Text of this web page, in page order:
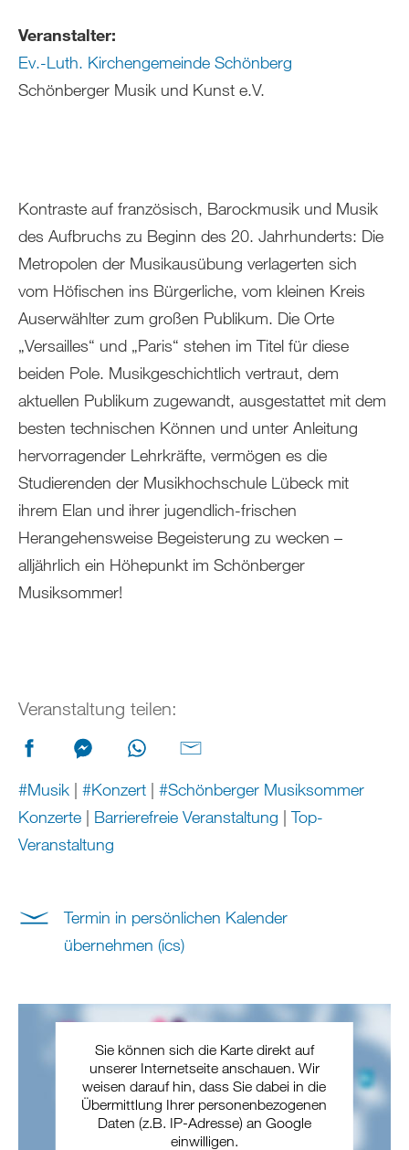
Veranstalter:
Ev.-Luth. Kirchengemeinde Schönberg
Schönberger Musik und Kunst e.V.
Kontraste auf französisch, Barockmusik und Musik
des Aufbruchs zu Beginn des 20. Jahrhunderts: Die
Metropolen der Musikausübung verlagerten sich
vom Höfischen ins Bürgerliche, vom kleinen Kreis
Auserwählter zum großen Publikum. Die Orte
„Versailles“ und „Paris“ stehen im Titel für diese
beiden Pole. Musikgeschichtlich vertraut, dem
aktuellen Publikum zugewandt, ausgestattet mit dem
besten technischen Können und unter Anleitung
hervorragender Lehrkräfte, vermögen es die
Studierenden der Musikhochschule Lübeck mit
ihrem Elan und ihrer jugendlich-frischen
Herangehensweise Begeisterung zu wecken –
alljährlich ein Höhepunkt im Schönberger
Musiksommer!
Veranstaltung teilen:
#Musik | #Konzert | #Schönberger Musiksommer
Konzerte | Barrierefreie Veranstaltung |Top-
Veranstaltung
Termin in persönlichen Kalender
übernehmen (ics)
Sie können sich die Karte direkt auf
unserer Internetseite anschauen. Wir
weisen darauf hin, dass Sie dabei in die
Übermittlung Ihrer personenbezogenen
Daten (z.B. IP-Adresse) an Google
einwilligen.